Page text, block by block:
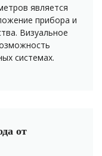
является
прибора и
Визуальное
системах.
от